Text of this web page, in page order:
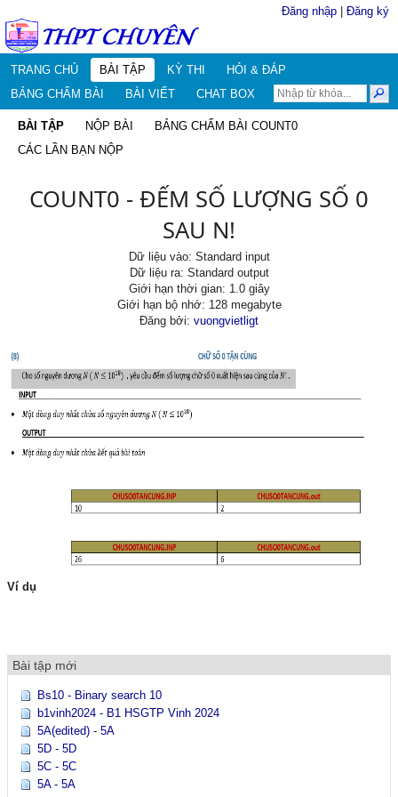
Đăng nhập Đăng ký
TRANG CHỦ BÀI TẬP KỲ THI
HỎI & ĐÁP
BẢNG CHẤM BÀI
BÀI VIẾT CHAT BOX
BÀI TẬP NỘP BÀI
BẢNG CHẤM BÀI COUNT0
CÁC LẦN BẠN NỘP
COUNT0 - ĐẾM SỐ LƯỢNG SỐ 0
SAU N!
Dữ liệu vào: Standard input
Dữ liệu ra: Standard output
Giới hạn thời gian: 1.0 giây
Giới hạn bộ nhớ: 128 megabyte
Đăng bởi: vuongvietligt
Ví dụ
Bài tập mới
Bs10 - Binary search 10
b1vinh2024 - B1 HSGTP Vinh 2024
5A(edited) - 5A
5D - 5D
5C - 5C
5A - 5A